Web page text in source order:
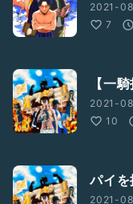
2021-
7
【一
2021-
10
パイ
2021-